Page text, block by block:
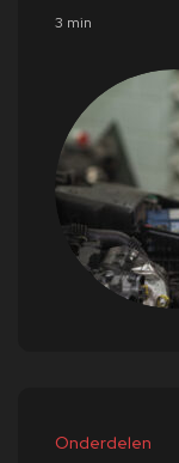
3 min
Onderdelen